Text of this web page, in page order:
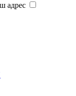
адрес